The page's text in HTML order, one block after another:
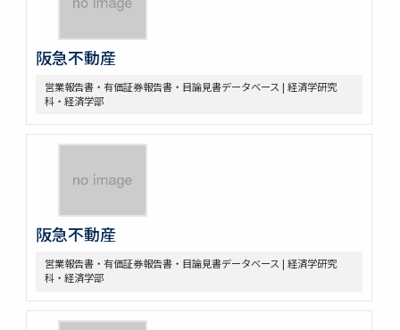
阪急不動産
営業報告書・有価証券報告書・目論見書データベース | 経済学研究
科・経済学部
阪急不動産
営業報告書・有価証券報告書・目論見書データベース | 経済学研究
科・経済学部